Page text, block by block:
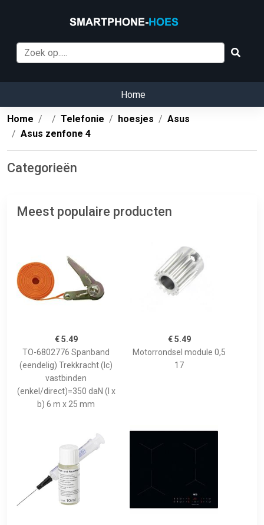
Home
Home Telefonie hoesjes
Asus
Asus zenfone 4
Categorieën
Meest populaire producten
€ 5.49
TO-6802776 Spanband
(eendelig) Trekkracht (lc)
vastbinden
(enkel/direct)=350 daN (l x
b) 6 m x 25 mm
€ 5.49
Motorrondsel module 0,5
17